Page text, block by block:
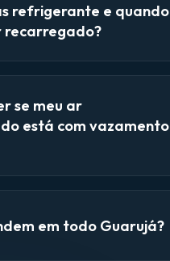
refrigerante e quando
recarregado?
se meu ar
está com vazamento
em todo Guarujá?